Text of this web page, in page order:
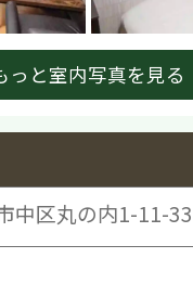
っと室内写真を見る
中区丸の内1-11-33